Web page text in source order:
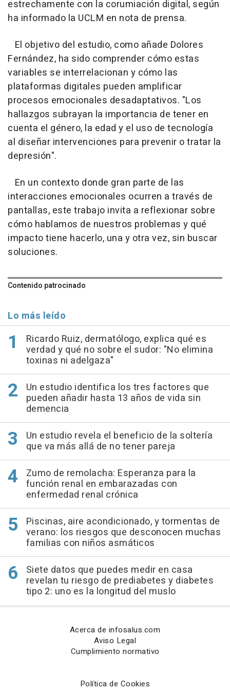
estrechamente con la corumiación digital, según
ha informado la UCLM en nota de prensa.
El objetivo del estudio, como añade Dolores
Fernández, ha sido comprender cómo estas
variables se interrelacionan y cómo las
plataformas digitales pueden amplificar
procesos emocionales desadaptativos. "Los
hallazgos subrayan la importancia de tener en
cuenta el género, la edad y el uso de tecnología
al diseñar intervenciones para prevenir o tratar la
depresión".
En un contexto donde gran parte de las
interacciones emocionales ocurren a través de
pantallas, este trabajo invita a reflexionar sobre
cómo hablamos de nuestros problemas y qué
impacto tiene hacerlo, una y otra vez, sin buscar
soluciones.
Contenido patrocinado
Lo más leído
Ricardo Ruiz, dermatólogo, explica qué es
verdad y qué no sobre el sudor: "No elimina
toxinas ni adelgaza"
Un estudio identifica los tres factores que
pueden añadir hasta 13 años de vida sin
demencia
Un estudio revela el beneficio de la soltería
que va más allá de no tener pareja
Zumo de remolacha: Esperanza para la
función renal en embarazadas con
enfermedad renal crónica
Piscinas, aire acondicionado, y tormentas de
verano: los riesgos que desconocen muchas
familias con niños asmáticos
Siete datos que puedes medir en casa
revelan tu riesgo de prediabetes y diabetes
tipo 2: uno es la longitud del muslo
Acerca de infosalus.com
Aviso Legal
Cumplimiento normativo
Política de Cookies